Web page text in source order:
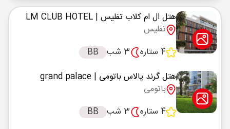
هتل ال ام کلاب تفلیس | LM CLUB HOTEL
تفلیس
4 ستاره
3 شب
BB
هتل گرند پالاس باتومی | grand palace
باتومی
4 ستاره
3 شب BB